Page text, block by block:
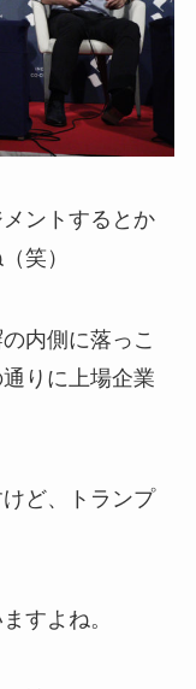
ントするとか
笑）
内側に落っこ
りに上場企業
ど、トランプ
すよね。